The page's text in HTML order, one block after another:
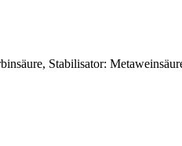
Stabilisator: